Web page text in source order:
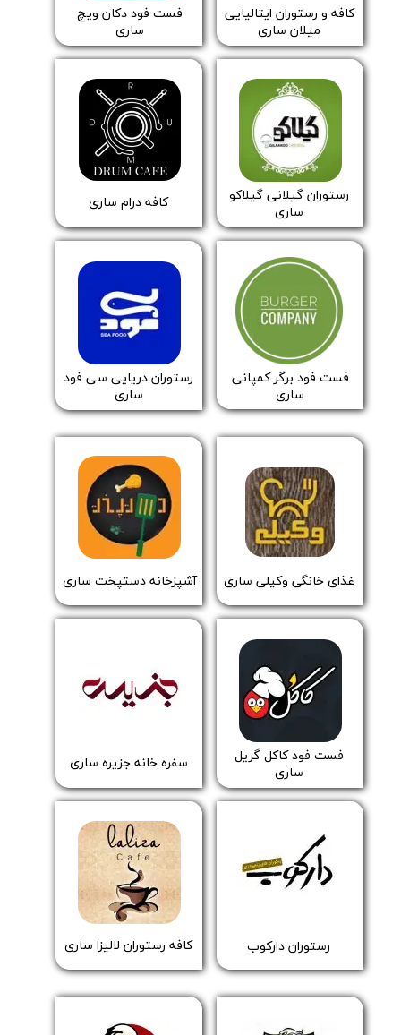
​​کافه و رستوران ایتالیایی
میلان ساری
​رستوران گیلانی گیلاکو
ساری
کافه درام ساری
​​فست فود برگر کمپانی
ساری
​​رستوران دریایی سی فود
ساری
​​فست فود دکان ویچ
ساری
​​غذای خانگی وکیلی ساری
​​فست فود کاکل گریل
ساری
​​سفره خانه جزیره ساری
رستوران دارکوب کافه رستوران لالیزا ساری
​​​آشپزخانه دستپخت ساری